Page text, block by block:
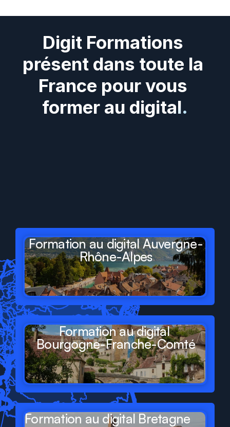
Digit Formations
présent dans toute la
France pour vous
former au digital.
deFrance
Formation au digital Auvergne-
Rhône-Alpes
Formation au digital
Bourgogne-Franche-Comté
Formation au digital Bretagne